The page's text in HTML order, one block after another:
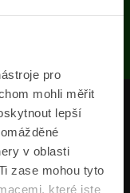
pro
mohli měřit
lepší
v oblasti
zase mohou tyto
které jste